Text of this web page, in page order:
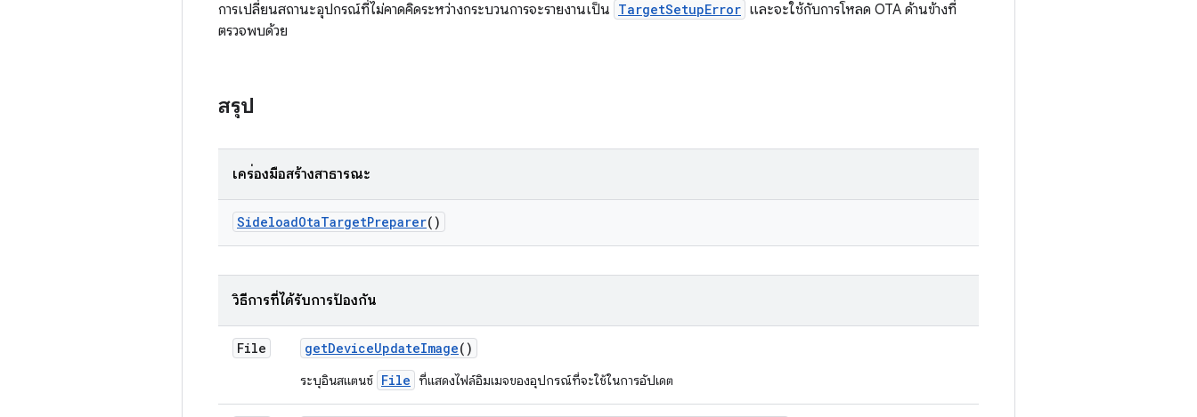
การเปลี่ยนสถานะอุปกรณ์ที่ไม่คาดคิดระหว่างกระบวนการจะรายงานเป็น TargetSetupError และจะใช้กับการโหลด OTA ด้านข้างที่
ตรวจพบด้วย
สรุป
เครื่องมือสร้างสาธารณะ
SideloadOtaTargetPreparer()
วิธีการที่ได้รับการป้องกัน
File getDeviceUpdateImage()
ระบุอินสแตนซ์ File ที่แสดงไฟล์อิมเมจของอุปกรณ์ที่จะใช้ในการอัปเดต